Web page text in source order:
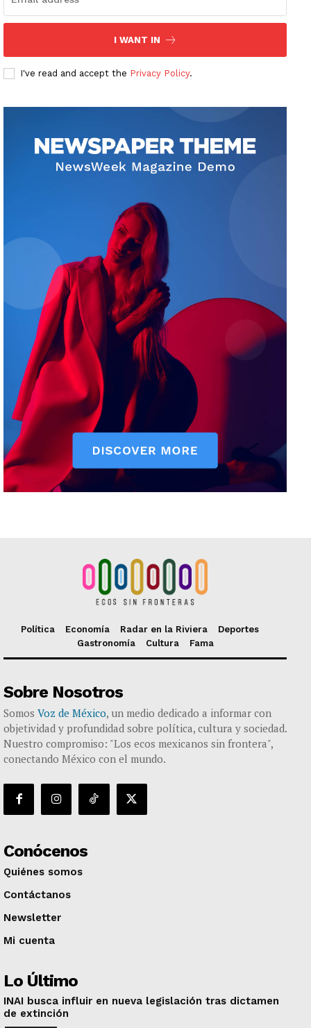
I WANT IN
I've read and accept the Privacy Policy.
Política Economía Radar en la Riviera
Deportes
Gastronomía
Cultura Fama
Sobre Nosotros
Somos Voz de México, un medio dedicado a informar con
objetividad y profundidad sobre política, cultura y sociedad.
Nuestro compromiso: "Los ecos mexicanos sin frontera",
conectando México con el mundo.
Conócenos
Quiénes somos
Contáctanos
Newsletter
Mi cuenta
Lo Último
INAI busca influir en nueva legislación tras dictamen
de extinción